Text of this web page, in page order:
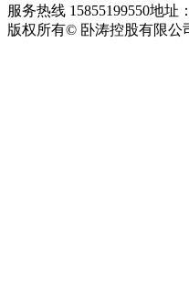
服务热线 15855199550地址
版权所有© 卧涛控股有限公